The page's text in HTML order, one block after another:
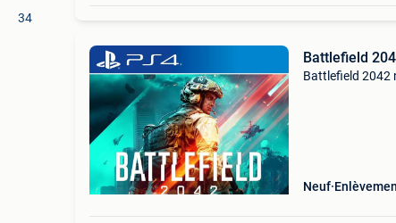
34
Battlefield
Battlefield 2042
Neuf